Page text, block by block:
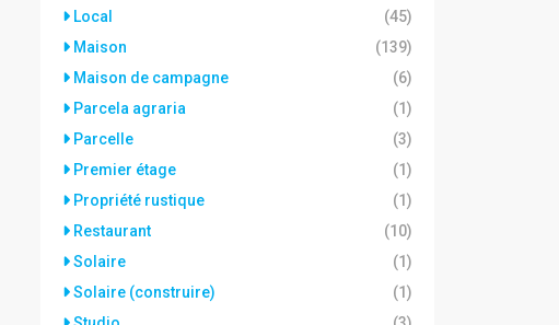
Local
(45)
Maison
(139)
Maison de campagne
(6)
Parcela agraria
(1)
Parcelle
(3)
Premier étage
(1)
Propriété rustique
(1)
Restaurant
(10)
Solaire
(1)
Solaire (construire)
(1)